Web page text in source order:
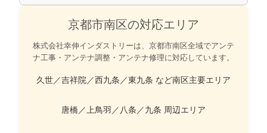
京都市南区の対応エリア
株式会社幸伸インダストリーは、京都市南区全域でアンテ
ナ工事・アンテナ調整・アンテナ修理に対応しています。
久世／吉祥院／西九条／東九条 など南区主要エリア
唐橋／上鳥羽／八条／九条 周辺エリア